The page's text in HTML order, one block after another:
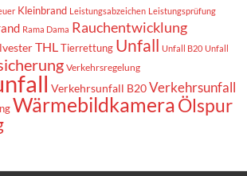
Kleinbrand Leistungsabzeichen Leistungsprüfung
Rama Dama Rauchentwicklung
THL Tierrettung Unfall Unfall B20 Unfall
Verkehrsregelung
Verkehrsunfall B20 Verkehrsunfall
WärmebildkameraÖlspur